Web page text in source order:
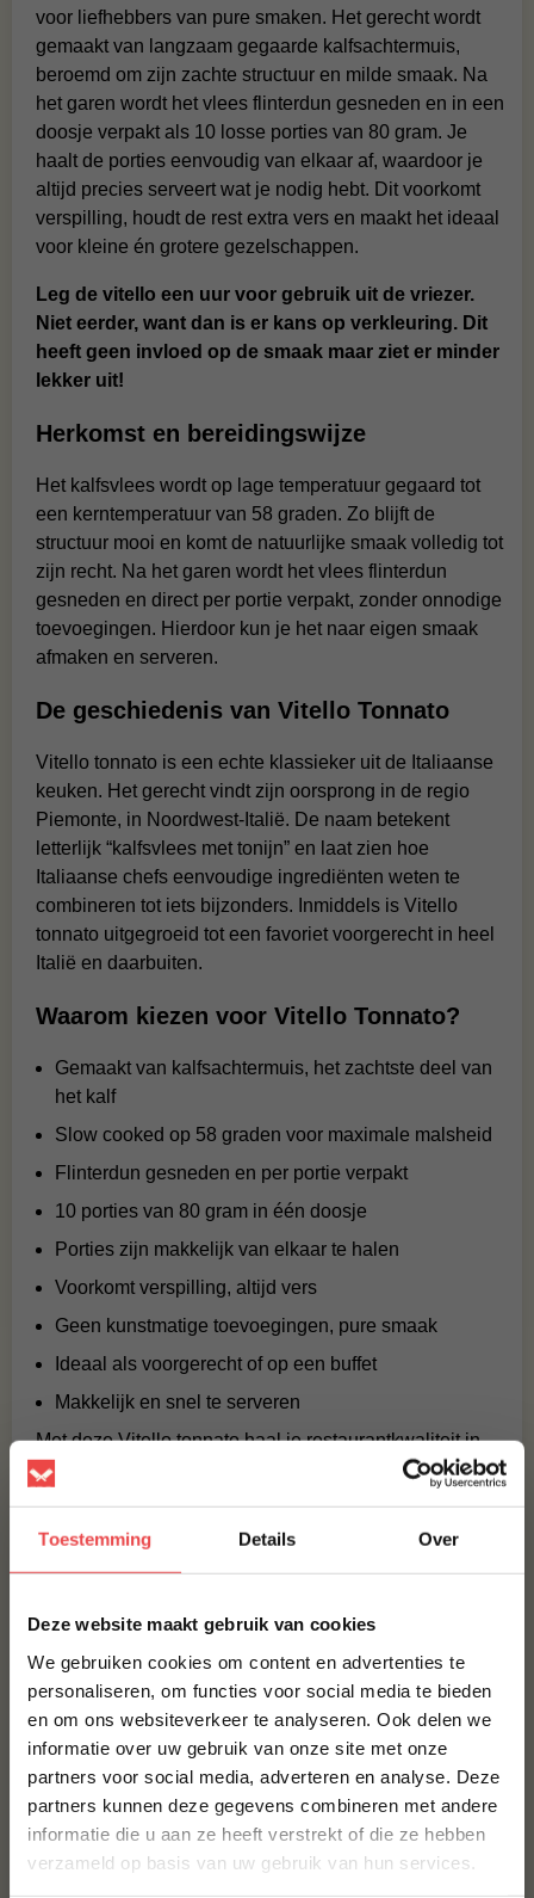
Toestemming Details Over
Deze website maakt gebruik van cookies
We gebruiken cookies om content en advertenties te
personaliseren, om functies voor social media te bieden
en om ons websiteverkeer te analyseren. Ook delen we
informatie over uw gebruik van onze site met onze
partners voor social media, adverteren en analyse. Deze
partners kunnen deze gegevens combineren met andere
informatie die u aan ze heeft verstrekt of die ze hebben
verzameld op basis van uw gebruik van hun services.
voor liefhebbers van pure smaken. Het gerecht wordt
gemaakt van langzaam gegaarde kalfsachtermuis,
beroemd om zijn zachte structuur en milde smaak. Na
het garen wordt het vlees flinterdun gesneden en in een
doosje verpakt als 10 losse porties van 80 gram. Je
haalt de porties eenvoudig van elkaar af, waardoor je
altijd precies serveert wat je nodig hebt. Dit voorkomt
verspilling, houdt de rest extra vers en maakt het ideaal
voor kleine én grotere gezelschappen.
Leg de vitello een uur voor gebruik uit de vriezer.
Niet eerder, want dan is er kans op verkleuring. Dit
heeft geen invloed op de smaak maar ziet er minder
lekker uit!
Herkomst en bereidingswijze
Het kalfsvlees wordt op lage temperatuur gegaard tot
een kerntemperatuur van 58 graden. Zo blijft de
structuur mooi en komt de natuurlijke smaak volledig tot
zijn recht. Na het garen wordt het vlees flinterdun
gesneden en direct per portie verpakt, zonder onnodige
toevoegingen. Hierdoor kun je het naar eigen smaak
afmaken en serveren.
De geschiedenis van Vitello Tonnato
Vitello tonnato is een echte klassieker uit de Italiaanse
keuken. Het gerecht vindt zijn oorsprong in de regio
Piemonte, in Noordwest-Italië. De naam betekent
letterlijk “kalfsvlees met tonijn” en laat zien hoe
Italiaanse chefs eenvoudige ingrediënten weten te
combineren tot iets bijzonders. Inmiddels is Vitello
tonnato uitgegroeid tot een favoriet voorgerecht in heel
Italië en daarbuiten.
Waarom kiezen voor Vitello Tonnato?
Gemaakt van kalfsachtermuis, het zachtste deel van
het kalf
Slow cooked op 58 graden voor maximale malsheid
Flinterdun gesneden en per portie verpakt
10 porties van 80 gram in één doosje
Porties zijn makkelijk van elkaar te halen
Voorkomt verspilling, altijd vers
Geen kunstmatige toevoegingen, pure smaak
Ideaal als voorgerecht of op een buffet
Makkelijk en snel te serveren
Met deze Vitello tonnato haal je restaurantkwaliteit in
huis, zonder gedoe in de keuken.
Leg de plakjes kalfsvlees mooi op een bord
Lekker met versgebakken brood als voorgerecht of
tijdens een feestelijk buffet
Perfect bij
Feestelijke voorgerechten
10% korting op je
eerste bestelling*
Schrijf je in voor onze nieuwsbrief en ontvang direct
10% korting op jouw eerste bestelling.